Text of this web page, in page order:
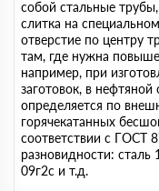
собой стальные
слитка на
отверстие по центру
там, где нужна
например, при
заготовок, в
определяется по
горячекатанных
соответствии с ГОСТ
разновидности: сталь
09г2с и т.д.